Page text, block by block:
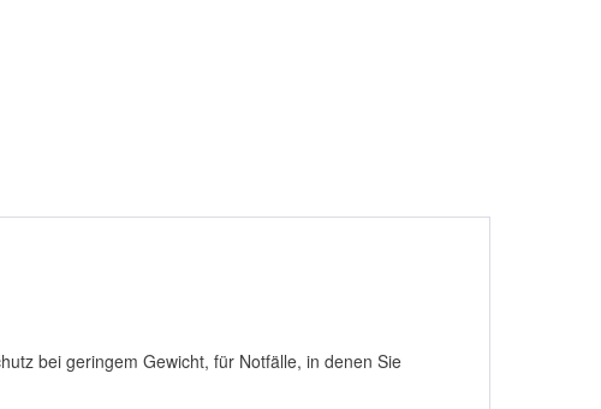
bei geringem Gewicht, für Notfälle, in denen Sie